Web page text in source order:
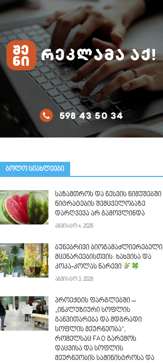
ᲑᲝᲚᲝ ᲡᲘᲐᲮᲚᲔᲔᲑᲘ
საზამთროს და ნესვის ნიმუშებში
ნიტრატების შემცველობაზე
დარღვევა არ გამოვლინდა
აგვისტო 4, 2026
ბუნებრივი ბიოგამაძლიერებელი
მცენარეებისთვის: ხახვისა და
კოკა-კოლას ნარევი
აგვისტო 3, 2026
პროექტის ფარგლებში –
„ინკლუზიური სოფლის
განვითარება და მდგრადი
სოფლის მეურნეობა“,
რომელსაც FAO გარემოს
დაცვისა და სოფლის
მეურნეობის სამინისტროსა და